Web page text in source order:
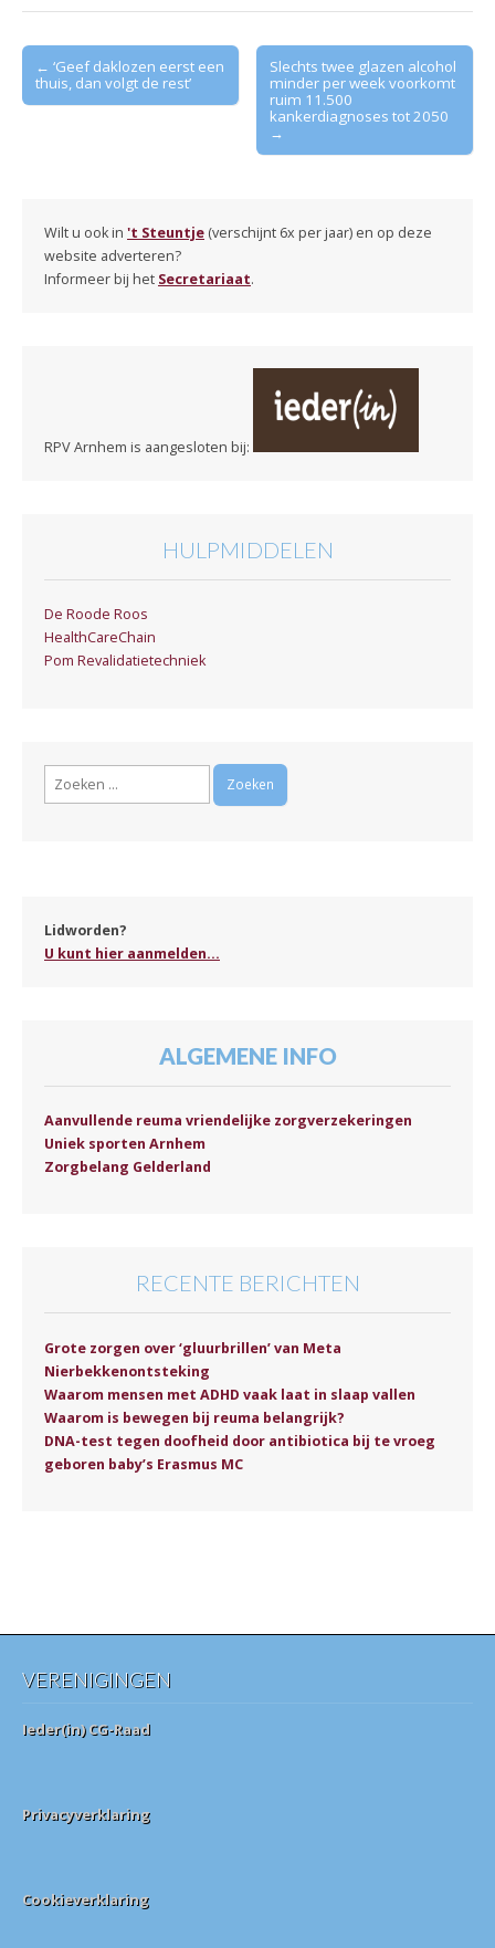
Post
navigation
← ‘Geef daklozen eerst een
thuis, dan volgt de rest’
Slechts twee glazen alcohol
minder per week voorkomt
ruim 11.500
kankerdiagnoses tot 2050
→
Wilt u ook in 't Steuntje (verschijnt 6x per jaar) en op deze
website adverteren?
Informeer bij het Secretariaat.
RPV Arnhem is aangesloten bij:
HULPMIDDELEN
De Roode Roos
HealthCareChain
Pom Revalidatietechniek
Zoeken
Lidworden?
U kunt hier aanmelden...
ALGEMENE INFO
Aanvullende reuma vriendelijke zorgverzekeringen
Uniek sporten Arnhem
Zorgbelang Gelderland
RECENTE BERICHTEN
Grote zorgen over ‘gluurbrillen’ van Meta
Nierbekkenontsteking
Waarom mensen met ADHD vaak laat in slaap vallen
Waarom is bewegen bij reuma belangrijk?
DNA-test tegen doofheid door antibiotica bij te vroeg
geboren baby’s Erasmus MC
VERENIGINGEN
Ieder(in) CG-Raad
Privacyverklaring
Cookieverklaring